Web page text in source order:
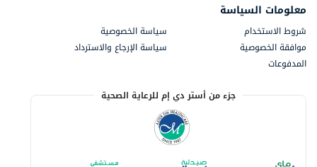
معلومات السياسة
شروط الاستخدام
سياسة الخصوصية
موافقة الخصوصية
سياسة الإرجاع والاسترداد
المدفوعات
جزء من أستر دي إم للرعاية الصحية